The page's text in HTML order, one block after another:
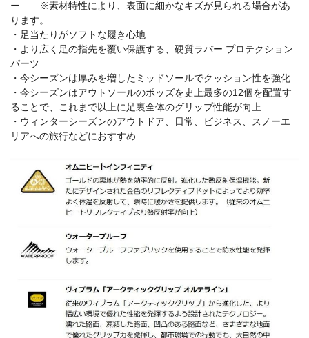
ー ※素材特性により、表面に細かなキズが見られる場合があ
ります。
・足当たりがソフトな履き心地
・より広く足の指先を覆い保護する、硬質ラバー プロテクション
パーツ
・今シーズンは厚みを増したミッドソールでクッション性を強化
・今シーズンはアウトソールのポッズを史上最多の12個を配置す
ることで、これまで以上に足裏全体のグリップ性能が向上
・ウィンターシーズンのアウトドア、日常、ビジネス、スノーエ
リアへの旅行などにおすすめ